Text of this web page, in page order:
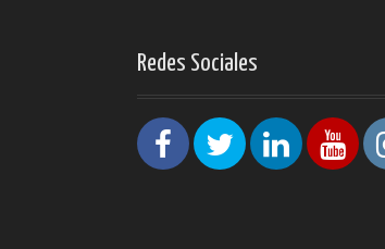
Redes Sociales